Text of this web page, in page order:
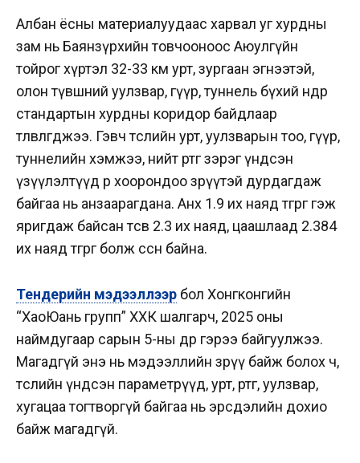
Албан ёсны материалуудаас харвал уг хурдны
зам нь Баянзүрхийн товчооноос Аюулгүйн
тойрог хүртэл 32-33 км урт, зургаан эгнээтэй,
олон түвшний уулзвар, гүүр, туннель бүхий өндөр
стандартын хурдны коридор байдлаар
төлөвлөгджээ. Гэвч төслийн урт, уулзварын тоо, гүүр,
туннелийн хэмжээ, нийт өртөг зэрэг үндсэн
үзүүлэлтүүд өөр хоорондоо зөрүүтэй дурдагдаж
байгаа нь анзаарагдана. Анх 1.9 их наяд төгрөг гэж
яригдаж байсан төсөв 2.3 их наяд, цаашлаад 2.384
их наяд төгрөг болж өссөн байна.
Тендерийн мэдээллээр бол Хонгконгийн
“ХаоЮань групп” ХХК шалгарч, 2025 оны
наймдугаар сарын 5-ны өдөр гэрээ байгуулжээ.
Магадгүй энэ нь мэдээллийн зөрүү байж болох ч,
төслийн үндсэн параметрүүд, урт, өртөг, уулзвар,
хугацаа тогтворгүй байгаа нь эрсдэлийн дохио
байж магадгүй.